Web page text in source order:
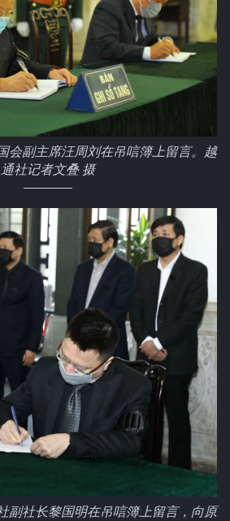
会副主席汪周刘在吊唁簿上留言。越
通社记者文叠 摄
副社长黎国明在吊唁簿上留言，向原